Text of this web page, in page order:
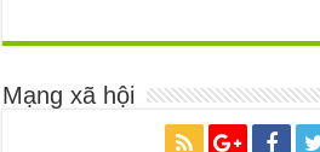
Mạng xã hội